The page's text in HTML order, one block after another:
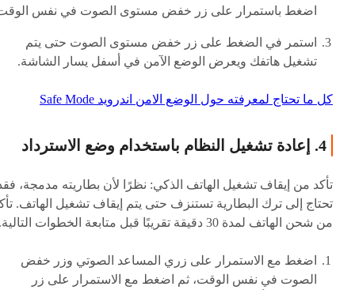
اضغط باستمرار على زر خفض مستوى الصوت في نفس
استمر في الضغط على زر خفض مستوى الصوت حتى يتم
تشغيل هاتفك ويعرض الوضع الآمن في أسفل يسار الشاشة.
كل ما تحتاج لمعرفته حول الوضع الامن اندرويد Safe Mode
4. إعادة تشغيل النظام باستخدام وضع الاسترداد
تأكد من إيقاف تشغيل الهاتف الذكي: نظرًا لأن بطاريته مدمجة،
تحتاج إلى ترك البطارية تستنزف حتى يتم إيقاف تشغيل الهاتف.
من شحن الهاتف لمدة 30 دقيقة تقريبًا قبل متابعة الخطوات التالية.
اضغط مع الاستمرار على زري المساعد الصوتي وزر خفض
الصوت في نفس الوقت، ثم اضغط مع الاستمرار على زر